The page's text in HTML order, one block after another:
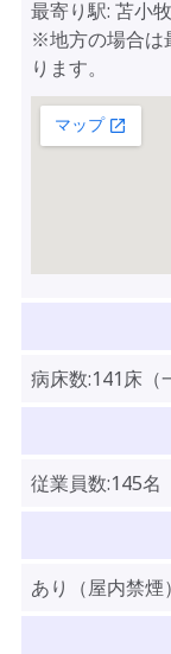
最寄り駅: 苫小
※地方の場合は
ります。
病床数:141床（
従業員数:145名
あり（屋内禁煙）